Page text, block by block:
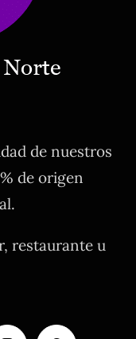
de nuestros
de origen
restaurante u